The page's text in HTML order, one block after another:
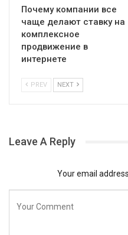
Почему компании все
чаще делают ставку на
комплексное
продвижение в
интернете
PREV NEXT
Leave A Reply
Your email